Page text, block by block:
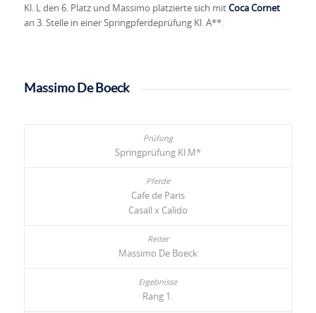
Kl. L den 6. Platz und Massimo platzierte sich mit Coca Cornet
an 3. Stelle in einer Springpferdeprüfung Kl. A**.
Massimo De Boeck
Springprüfung Kl.M*
Cafe de Paris
Casall x Calido
Massimo De Boeck
Rang 1.